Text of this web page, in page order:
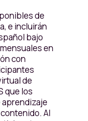
de
e incluirán
bajo
en
con
de
que los
aprendizaje
Al